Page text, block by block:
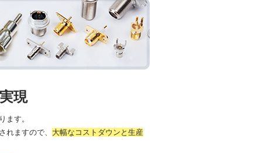
現
ます。
れますので、 大幅なコストダウンと生産